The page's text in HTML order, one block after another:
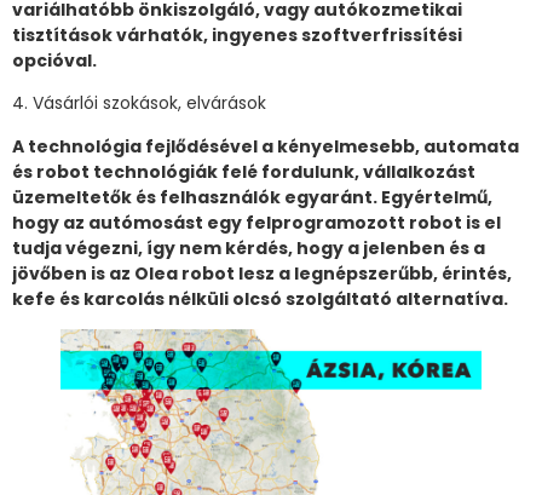
variálhatóbb önkiszolgáló, vagy autókozmetikai
tisztítások várhatók, ingyenes szoftverfrissítési
opcióval.
4. Vásárlói szokások, elvárások
A technológia fejlődésével a kényelmesebb, automata
és robot technológiák felé fordulunk, vállalkozást
üzemeltetők és felhasználók egyaránt. Egyértelmű,
hogy az autómosást egy felprogramozott robot is el
tudja végezni, így nem kérdés, hogy a jelenben és a
jövőben is az Olea robot lesz a legnépszerűbb, érintés,
kefe és karcolás nélküli olcsó szolgáltató alternatíva.